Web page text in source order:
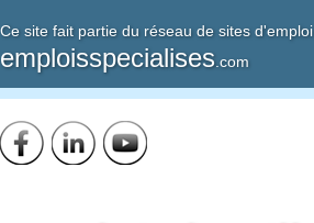
Ce site fait partie du réseau de sites d'emploi
emploisspecialises .com